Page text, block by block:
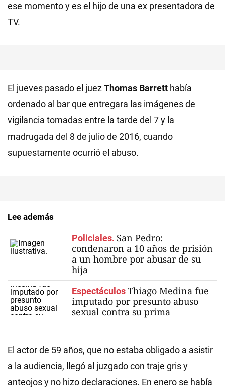
ese momento y es el hijo de una ex presentadora de
TV.
El jueves pasado el juezThomas Barrett había
ordenado al bar que entregara las imágenes de
vigilancia tomadas entre la tarde del 7 y la
madrugada del 8 de julio de 2016, cuando
supuestamente ocurrió el abuso.
Lee además
Policiales. San Pedro:
condenaron a 10 años de prisión
a un hombre por abusar de su
hija
EspectáculosThiago Medina fue
imputado por presunto abuso
sexual contra su prima
El actor de 59 años, que no estaba obligado a asistir
a la audiencia, llegó al juzgado con traje gris y
anteojos y no hizo declaraciones. En enero se había